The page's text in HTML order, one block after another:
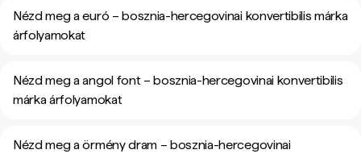
Nézd meg a euró – bosznia-hercegovinai konvertibilis márka
árfolyamokat
Nézd meg a angol font – bosznia-hercegovinai konvertibilis
márka árfolyamokat
Nézd meg a örmény dram – bosznia-hercegovinai